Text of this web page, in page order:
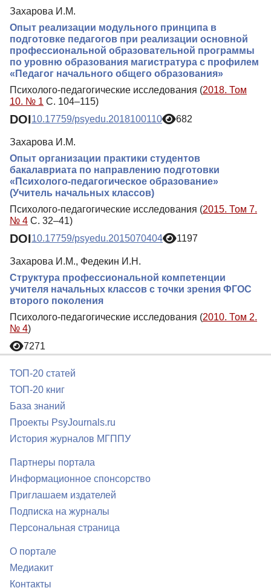
Захарова И.М.
Опыт реализации модульного принципа в
подготовке педагогов при реализации основной
профессиональной образовательной программы
по уровню образования магистратура с профилем
«Педагог начального общего образования»
Психолого-педагогические исследования (2018. Том
10. № 1 С. 104–115)
DOI10.17759/psyedu.2018100110 682
Захарова И.М.
Опыт организации практики студентов
бакалавриата по направлению подготовки
«Психолого-педагогическое образование»
(Учитель начальных классов)
Психолого-педагогические исследования (2015. Том 7.
№ 4 С. 32–41)
DOI10.17759/psyedu.2015070404 1197
Захарова И.М., Федекин И.Н.
Структура профессиональной компетенции
учителя начальных классов с точки зрения ФГОС
второго поколения
Психолого-педагогические исследования (2010. Том 2.
№ 4)
7271
ТОП-20 статей
ТОП-20 книг
База знаний
Проекты PsyJournals.ru
История журналов МГППУ
Партнеры портала
Информационное спонсорство
Приглашаем издателей
Подписка на журналы
Персональная страница
О портале
Медиакит
Контакты